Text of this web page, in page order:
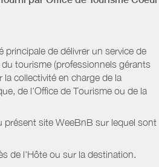
de délivrer un service de
tourisme (professionnels gérants
collectivité en charge de la
de l’Office de Tourisme ou de la
présent site WeeBnB sur lequel sont
de l'Hôte ou sur la destination.